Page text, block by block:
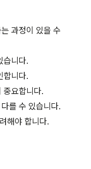
과정이 있을 수
습니다.
합니다.
중요합니다.
를 수 있습니다.
해야 합니다.